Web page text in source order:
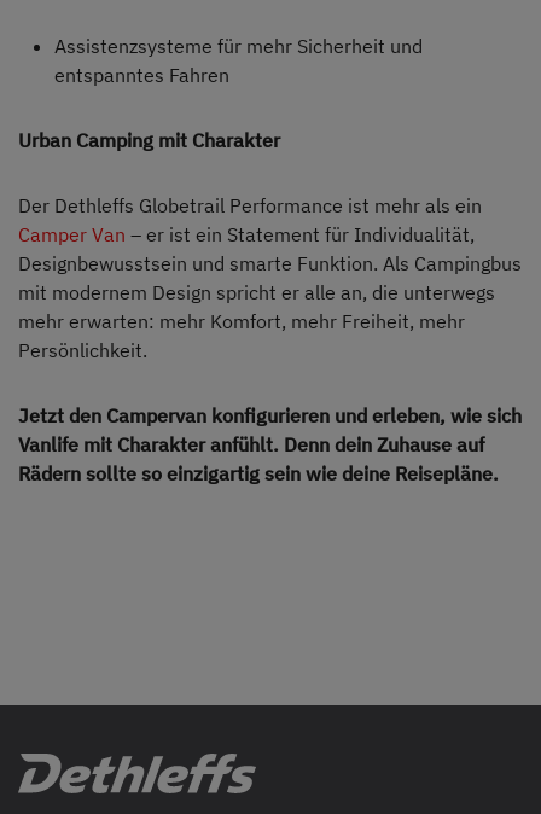
Assistenzsysteme für mehr Sicherheit und
entspanntes Fahren
Urban Camping mit Charakter
Der Dethleffs Globetrail Performance ist mehr als ein
Camper Van – er ist ein Statement für Individualität,
Designbewusstsein und smarte Funktion. Als Campingbus
mit modernem Design spricht er alle an, die unterwegs
mehr erwarten: mehr Komfort, mehr Freiheit, mehr
Persönlichkeit.
Jetzt den Campervan konfigurieren und erleben, wie sich
Vanlife mit Charakter anfühlt. Denn dein Zuhause auf
Rädern sollte so einzigartig sein wie deine Reisepläne.